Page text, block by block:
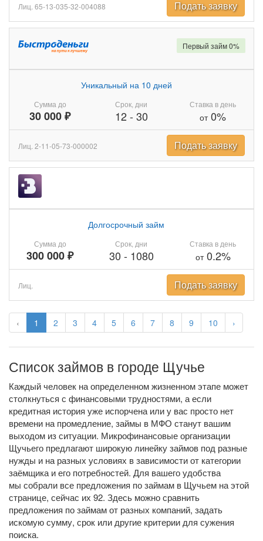
‹ 1 2 3 4 5 6 7 8 9 10 ›
Лиц. 65-13-035-32-004088 Подать заявку
Сумма до
30 000 ₽
Уникальный на 10 дней
Срок, дни
12- 30
Ставка в день
от0%
Первый займ 0%
Лиц. 2-11-05-73-000002 Подать заявку
Сумма до
300 000 ₽
Долгосрочный займ
Срок, дни
30 - 1080
Ставка в день
от0.2%
Лиц. Подать заявку
Список займов в городе Щучье
Каждый человек на определенном жизненном этапе может
столкнуться с финансовыми трудностями, а если
кредитная история уже испорчена или у вас просто нет
времени на промедление, займы в МФО станут вашим
выходом из ситуации. Микрофинансовые организации
Щучьего предлагают широкую линейку займов под разные
нужды и на разных условиях в зависимости от категории
заёмщика и его потребностей. Для вашего удобства
мы собрали все предложения по займам в Щучьем на этой
странице, сейчас их 92. Здесь можно сравнить
предложения по займам от разных компаний, задать
искомую сумму, срок или другие критерии для сужения
поиска.